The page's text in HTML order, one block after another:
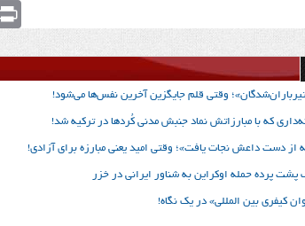
Print
تیرباران‌شدگان»؛ وقتی قلم جایگزین آخرین نفس‌ها می‌شود!
که با مبارزاتش نماد جنبش مدنی کُردها در ترکیه شد!
از دست داعش نجات یافت»؛ وقتی امید یعنی مبارزه برای آزادی!
پشت پرده حمله اوکراین به شناور ایرانی در خزر
کیفری بین المللی» در یک نگاه!